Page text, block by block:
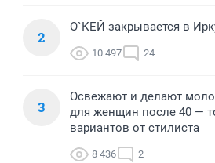
2
О`КЕЙ закрывается в
10 497 24
3
Освежают и делают
для женщин после 40 —
вариантов от стилиста
8 436 2